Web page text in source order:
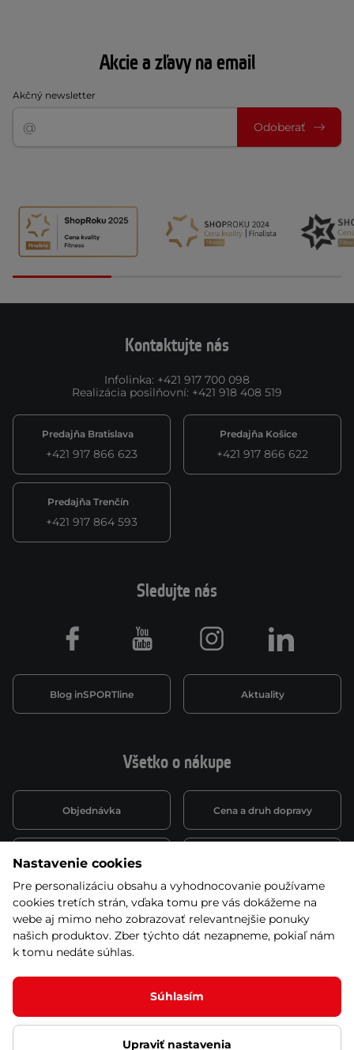
Akcie a zľavy na email
Akčný newsletter
Odoberať
Kontaktujte nás
Infolinka: +421 917 700 098
Realizácia posilňovní: +421 918 408 519
Predajňa Bratislava
+421 917 866 623
Predajňa Košice
+421 917 866 622
Predajňa Trenčín
+421 917 864 593
Všetko o nákupe
Objednávka Cena a druh dopravy
Spôsob platby
Montáž a servis Reklamácie a záruka
Kariéra
Sledujte nás
Blog inSPORTline Aktuality
Facebook Youtube Instagram LinkedIn
Nastavenie cookies
Pre personalizáciu obsahu a vyhodnocovanie používame
cookies tretích strán, vďaka tomu pre vás dokážeme na
webe aj mimo neho zobrazovať relevantnejšie ponuky
našich produktov. Zber týchto dát nezapneme, pokiaľ nám
k tomu nedáte súhlas.
Súhlasím
Upraviť nastavenia